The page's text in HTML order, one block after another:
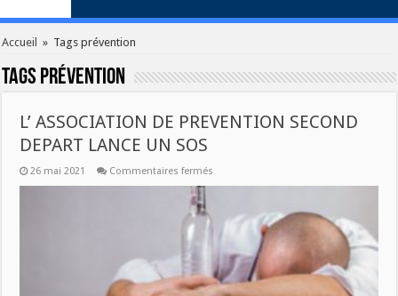
Accueil » Tags prévention
Tags prévention
L’ ASSOCIATION DE PREVENTION SECOND
DEPART LANCE UN SOS
26 mai 2021 Commentaires fermés
PREVENTION
LANCE
UN
SOS